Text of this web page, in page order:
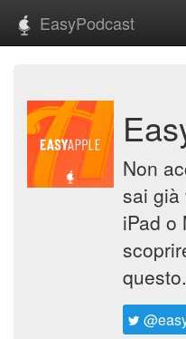
EasyPodcast
Non
sai già
iPad o
questo.